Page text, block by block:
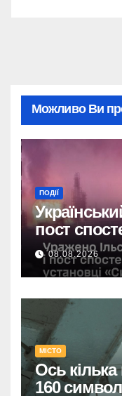
Можливо Ви
ПОДІЇ
пост
Чорному
08.08.2026
МІСТО
Ось кілька
160